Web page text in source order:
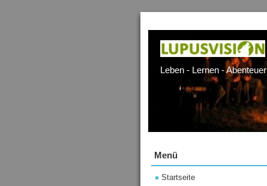
Leben - Lernen - Abenteuer
Menü
Startseite